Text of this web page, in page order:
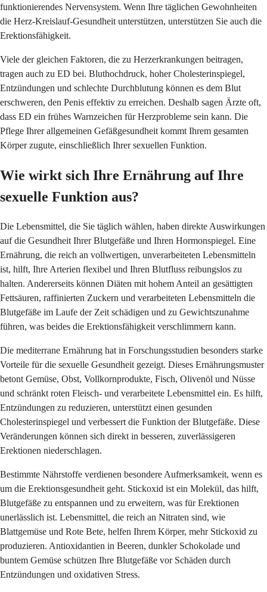
funktionierendes Nervensystem. Wenn Ihre täglichen Gewohnheiten
die Herz-Kreislauf-Gesundheit unterstützen, unterstützen Sie auch die
Erektionsfähigkeit.
Viele der gleichen Faktoren, die zu Herzerkrankungen beitragen,
tragen auch zu ED bei. Bluthochdruck, hoher Cholesterinspiegel,
Entzündungen und schlechte Durchblutung können es dem Blut
erschweren, den Penis effektiv zu erreichen. Deshalb sagen Ärzte oft,
dass ED ein frühes Warnzeichen für Herzprobleme sein kann. Die
Pflege Ihrer allgemeinen Gefäßgesundheit kommt Ihrem gesamten
Körper zugute, einschließlich Ihrer sexuellen Funktion.
Wie wirkt sich Ihre Ernährung auf Ihre
sexuelle Funktion aus?
Die Lebensmittel, die Sie täglich wählen, haben direkte Auswirkungen
auf die Gesundheit Ihrer Blutgefäße und Ihren Hormonspiegel. Eine
Ernährung, die reich an vollwertigen, unverarbeiteten Lebensmitteln
ist, hilft, Ihre Arterien flexibel und Ihren Blutfluss reibungslos zu
halten. Andererseits können Diäten mit hohem Anteil an gesättigten
Fettsäuren, raffinierten Zuckern und verarbeiteten Lebensmitteln die
Blutgefäße im Laufe der Zeit schädigen und zu Gewichtszunahme
führen, was beides die Erektionsfähigkeit verschlimmern kann.
Die mediterrane Ernährung hat in Forschungsstudien besonders starke
Vorteile für die sexuelle Gesundheit gezeigt. Dieses Ernährungsmuster
betont Gemüse, Obst, Vollkornprodukte, Fisch, Olivenöl und Nüsse
und schränkt roten Fleisch- und verarbeitete Lebensmittel ein. Es hilft,
Entzündungen zu reduzieren, unterstützt einen gesunden
Cholesterinspiegel und verbessert die Funktion der Blutgefäße. Diese
Veränderungen können sich direkt in besseren, zuverlässigeren
Erektionen niederschlagen.
Bestimmte Nährstoffe verdienen besondere Aufmerksamkeit, wenn es
um die Erektionsgesundheit geht. Stickoxid ist ein Molekül, das hilft,
Blutgefäße zu entspannen und zu erweitern, was für Erektionen
unerlässlich ist. Lebensmittel, die reich an Nitraten sind, wie
Blattgemüse und Rote Bete, helfen Ihrem Körper, mehr Stickoxid zu
produzieren. Antioxidantien in Beeren, dunkler Schokolade und
buntem Gemüse schützen Ihre Blutgefäße vor Schäden durch
Entzündungen und oxidativen Stress.